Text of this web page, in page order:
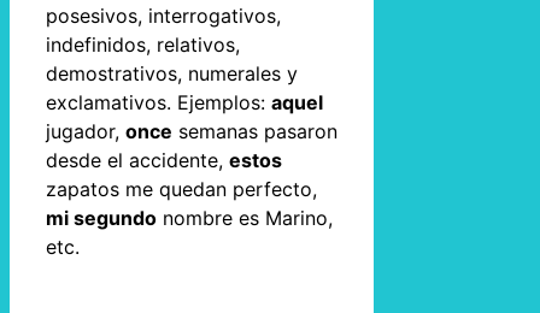
posesivos, interrogativos,
indefinidos, relativos,
demostrativos, numerales y
exclamativos. Ejemplos: aquel
jugador, once semanas pasaron
desde el accidente, estos
zapatos me quedan perfecto,
mi segundo nombre es Marino,
etc.